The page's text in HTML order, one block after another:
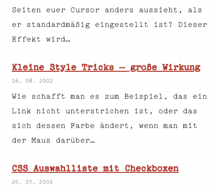
Seiten euer Cursor anders aussieht, als
er standardmäßig eingestellt ist? Dieser
Effekt wird…
Kleine Style Tricks – große Wirkung
16. 08. 2002
Wie schafft man es zum Beispiel, das ein
Link nicht unterstrichen ist, oder das
sich dessen Farbe ändert, wenn man mit
der Maus darüber…
CSS Auswahlliste mit Checkboxen
20. 07. 2002